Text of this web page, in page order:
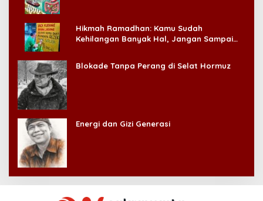
Hikmah Ramadhan: Kamu Sudah
Kehilangan Banyak Hal, Jangan Sampai
Blokade Tanpa Perang di Selat Hormuz
Energi dan Gizi Generasi